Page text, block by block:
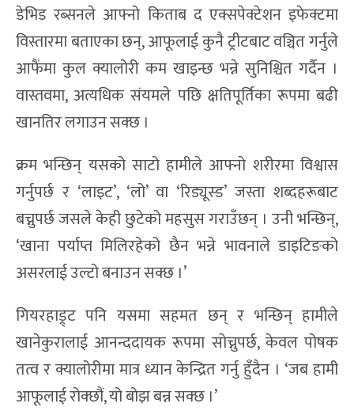
डेभिड रब्सनले आफ्नो किताब द एक्सपेक्टेशन इफेक्टमा
विस्तारमा बताएका छन्, आफूलाई कुनै ट्रीटबाट वञ्चित गर्नुले
आफैंमा कुल क्यालोरी कम खाइन्छ भन्ने सुनिश्चित गर्दैन ।
वास्तवमा, अत्यधिक संयमले पछि क्षतिपूर्तिका रूपमा बढी
खानतिर लगाउन सक्छ ।
क्रम भन्छिन् यसको साटो हामीले आफ्नो शरीरमा विश्वास
गर्नुपर्छ र ‘लाइट’, ‘लो’ वा ‘रिड्यूस्ड’ जस्ता शब्दहरूबाट
बच्नुपर्छ जसले केही छुटेको महसुस गराउँछन् । उनी भन्छिन्,
‘खाना पर्याप्त मिलिरहेको छैन भन्ने भावनाले डाइटिङको
असरलाई उल्टो बनाउन सक्छ ।’
गियरहाड्र्ट पनि यसमा सहमत छन् र भन्छिन् हामीले
खानेकुरालाई आनन्ददायक रूपमा सोच्नुपर्छ, केवल पोषक
तत्व र क्यालोरीमा मात्र ध्यान केन्द्रित गर्नु हुँदैन । ‘जब हामी
आफूलाई रोक्छौं, यो बोझ बन्न सक्छ ।’